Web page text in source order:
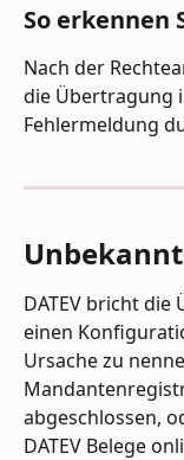
So erkennen
Nach der
die Übertragung
Fehlermeldung
DATEV bricht
einen
Ursache zu
abgeschlossen,
DATEV Belege